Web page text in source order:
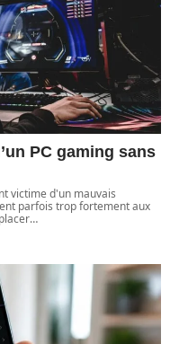
PC gaming sans
victime d'un mauvais
parfois trop fortement aux
…